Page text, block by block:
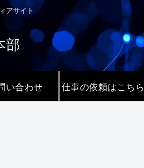
アサイト
部
い合わせ 仕事の依頼はこちら